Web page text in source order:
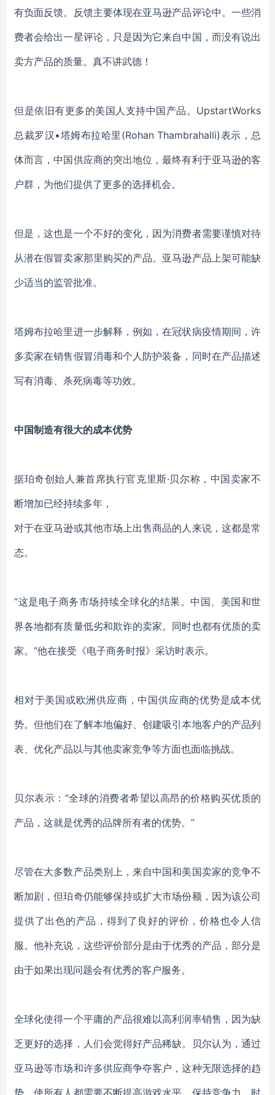
有负面反馈。 反馈主要体现在亚马逊产品评论中。一些消
费者会给出一星评论，只是因为它来自中国 ， 而没有说出
卖方产品的质量。 真不讲武德！
但是依旧有更多的美国人支持中国产品。 UpstartWorks
总裁罗汉•塔姆布拉哈里(Rohan Thambrahalli)表示，总
体而言，中国供应商的突出地位，最终有利于亚马逊的客
户群，为他们提供了更多的选择机会。
但是，这也是一个不好的变化，因为消费者需要谨慎对待
从潜在假冒卖家那里购买的产品。 亚马逊产品上架可能缺
少适当的监管批准。
塔姆布拉哈里进一步解释，例如，在冠状病疫情期间，许
多卖家在销售假冒消毒和个人防护装备，同时在产品描述
写有消毒、杀死病毒等功效。
中国制造有很大的成本优势
据珀奇创始人兼首席执行官克里斯·贝尔称，中国卖家不
断增加已经持续多年，
对于在亚马逊或其他市场上出售商品的人来说，这都是常
态。
“这是电子商务市场持续全球化的结果。 中国、美国和世
界各地都有质量低劣和欺诈的卖家。 同时也都有优质的卖
家。 ”他在接受《电子商务时报》采访时表示。
相对于美国或欧洲供应商 ，中国供应商的优势是成本优
势。但他们在了解本地偏好、创建吸引本地客户的产品列
表、优化产品以与其他卖家竞争等方面也面临挑战。
贝尔表示 ： “全球的消费者希望以高昂的价格购买优质的
产品，这就是优秀的品牌所有者的优势。 ”
尽管在大多数产品类别上，来自中国和美国卖家的竞争不
断加剧，但珀奇仍能够保持或扩大市场份额，因为该公司
提供了出色的产品，得到了良好的评价，价格也令人信
服。他补充说，这些评价部分是由于优秀的产品，部分是
由于如果出现问题会有优秀的客户服务。
全球化使得一个平庸的产品很难以高利润率销售，因为缺
乏更好的选择，人们会觉得好产品稀缺。
贝尔认为，通过
亚马逊等市场和许多供应商争夺客户，这种无限选择的趋
势，使所有人都需要不断提高游戏水平，保持竞争力， 时